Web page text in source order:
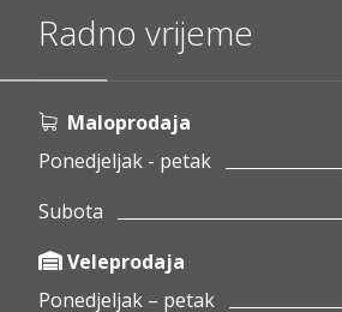
Radno vrijeme
Maloprodaja
Ponedjeljak - petak
Subota
Veleprodaja
Ponedjeljak – petak